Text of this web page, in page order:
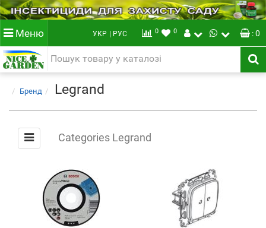
Меню УКР | РУС 0 0 : 0
Бренд Legrand
Categories Legrand